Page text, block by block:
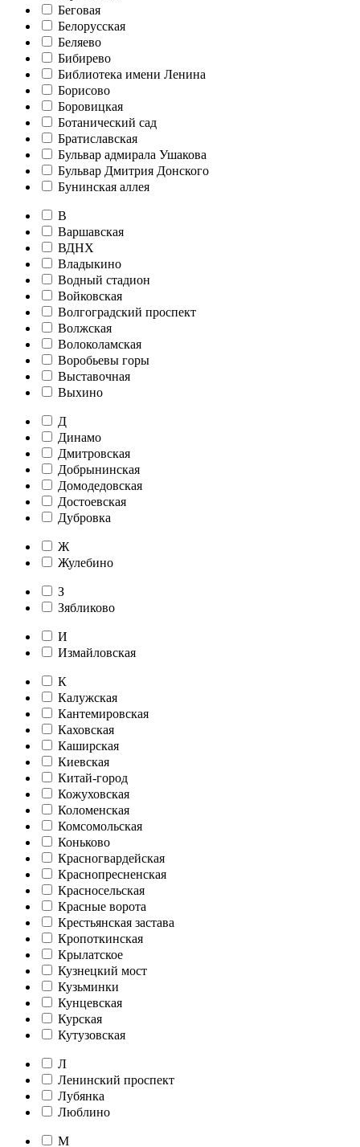
Беговая
Белорусская
Беляево
Бибирево
Библиотека имени Ленина
Борисово
Боровицкая
Ботанический сад
Братиславская
Бульвар адмирала Ушакова
Бульвар Дмитрия Донского
Бунинская аллея
В
Варшавская
ВДНХ
Владыкино
Водный стадион
Войковская
Волгоградский проспект
Волжская
Волоколамская
Воробьевы горы
Выставочная
Выхино
Д
Динамо
Дмитровская
Добрынинская
Домодедовская
Достоевская
Дубровка
Ж
Жулебино
З
Зябликово
И
Измайловская
К
Калужская
Кантемировская
Каховская
Каширская
Киевская
Китай-город
Кожуховская
Коломенская
Комсомольская
Коньково
Красногвардейская
Краснопресненская
Красносельская
Красные ворота
Крестьянская застава
Кропоткинская
Крылатское
Кузнецкий мост
Кузьминки
Кунцевская
Курская
Кутузовская
Л
Ленинский проспект
Лубянка
Люблино
М